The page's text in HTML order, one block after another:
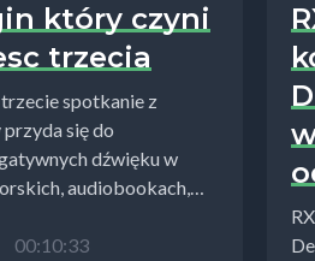
który czyni
trzecia
spotkanie z
się do
dźwięku w
audiobookach,
podsumowanie
00:10:33